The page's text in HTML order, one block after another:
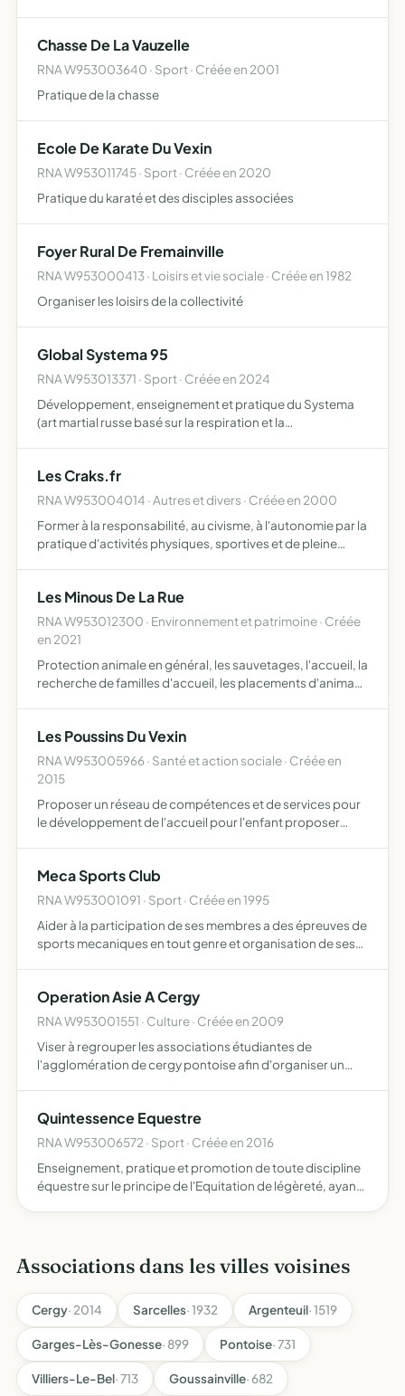
Chasse De La Vauzelle
RNA W953003640 · Sport · Créée en 2001
Pratique de la chasse
Ecole De Karate Du Vexin
RNA W953011745 · Sport · Créée en 2020
Pratique du karaté et des disciples associées
Foyer Rural De Fremainville
RNA W953000413 · Loisirs et vie sociale · Créée en 1982
Organiser les loisirs de la collectivité
Global Systema 95
RNA W953013371 · Sport · Créée en 2024
Développement, enseignement et pratique du Systema
(art martial russe basé sur la respiration et la
de la c…
Les Craks.fr
RNA W953004014 · Autres et divers · Créée en 2000
Former à la responsabilité, au civisme, à l'autonomie par la
pratique d'activités physiques, sportives et de pleine
Les Minous De La Rue
RNA W953012300 · Environnement et patrimoine · Créée
en 2021
Protection animale en général, les sauvetages, l'accueil, la
recherche de familles d'accueil, les placements d'animaux
Les Poussins Du Vexin
RNA W953005966 · Santé et action sociale · Créée en
2015
Proposer un réseau de compétences et de services pour
le développement de l'accueil pour l'enfant proposer
Meca Sports Club
RNA W953001091 · Sport · Créée en 1995
Aider à la participation de ses membres a des épreuves de
sports mecaniques en tout genre et organisation de ses
Operation Asie A Cergy
RNA W953001551 · Culture · Créée en 2009
Viser à regrouper les associations étudiantes de
l'agglomération de cergy pontoise afin d'organiser un
Quintessence Equestre
RNA W953006572 · Sport · Créée en 2016
Enseignement, pratique et promotion de toute discipline
équestre sur le principe de l'Equitation de légèreté, ayant
Associations dans les villes voisines
Cergy· 2014 Sarcelles· 1932 Argenteuil· 1519
Garges-Lès-Gonesse· 899 Pontoise· 731
Villiers-Le-Bel· 713 Goussainville· 682